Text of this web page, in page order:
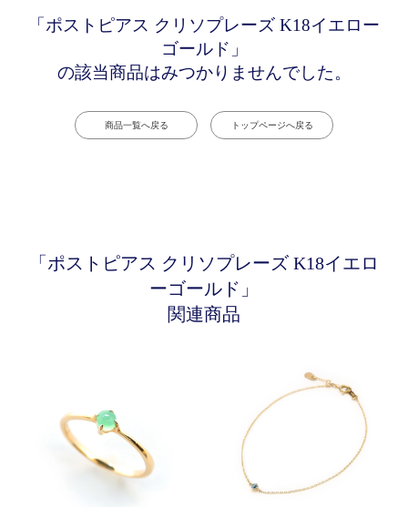
「ポストピアス クリソプレーズ K18イエロー
ゴールド」
の該当商品はみつかりませんでした。
商品一覧へ戻る トップページへ戻る
「ポストピアス クリソプレーズ K18イエロ
ーゴールド」
関連商品